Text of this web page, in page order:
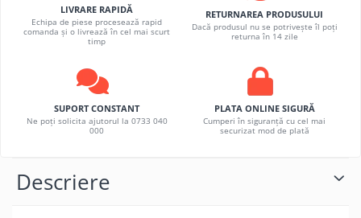
LIVRARE RAPIDĂ
Echipa de piese procesează rapid
comanda și o livrează în cel mai scurt
timp
RETURNAREA PRODUSULUI
Dacă produsul nu se potrivește îl poți
returna în 14 zile
SUPORT CONSTANT
Ne poți solicita ajutorul la 0733 040
000
PLATA ONLINE SIGURĂ
Cumperi în siguranță cu cel mai
securizat mod de plată
Descriere